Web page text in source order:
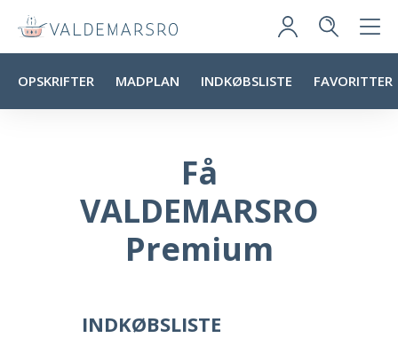
OPSKRIFTER MADPLAN INDKØBSLISTE FAVORITTER
Få
VALDEMARSRO
Premium
INDKØBSLISTE